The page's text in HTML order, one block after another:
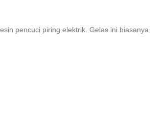
pencuci piring elektrik. Gelas ini biasanya